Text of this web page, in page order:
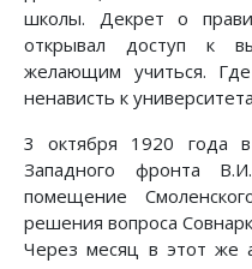
школы. Декрет о
открывал доступ к
желающим учиться.
ненависть к
3 октября 1920 года в
Западного фронта
помещение
решения вопроса
Через месяц в этот же